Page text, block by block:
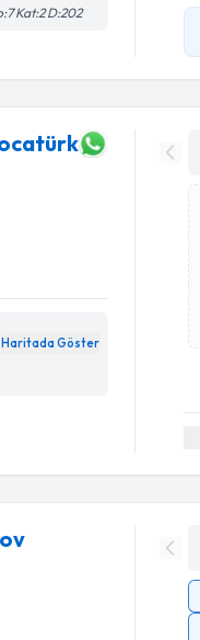
Kat:2 D:202
Haritada Göster